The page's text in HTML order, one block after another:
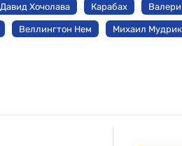
Давид Хочолава Карабах
Веллингтон Нем Михаил Мудрик